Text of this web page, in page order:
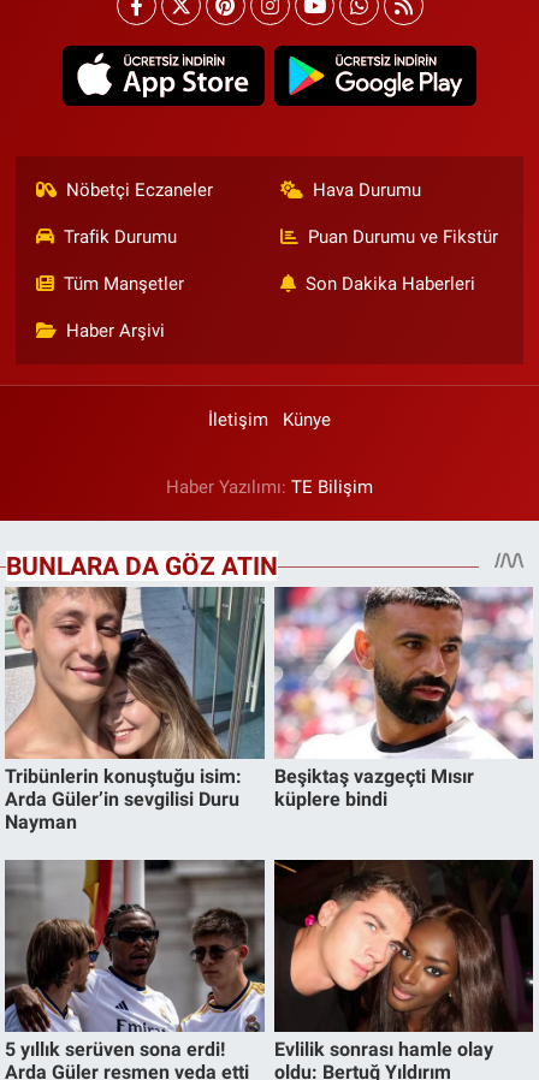
Nöbetçi Eczaneler Hava Durumu
Trafik Durumu Puan Durumu ve Fikstür
Tüm Manşetler Son Dakika Haberleri
Haber Arşivi
İletişim Künye
Haber Yazılımı: TE Bilişim